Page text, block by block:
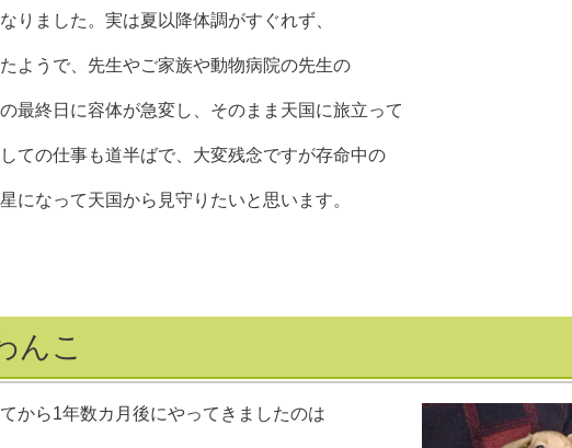
りました。実は夏以降体調がすぐれず、
ようで、先生やご家族や動物病院の先生の
最終日に容体が急変し、そのまま天国に旅立って
ての仕事も道半ばで、大変残念ですが存命中の
になって天国から見守りたいと思います。
んこ
から1年数カ月後にやってきましたのは